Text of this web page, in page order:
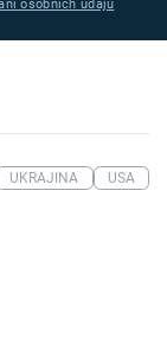
osobních údajů
UKRAJINA USA